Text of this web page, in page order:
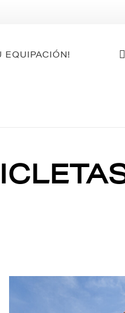
EQUIPACIÓN!